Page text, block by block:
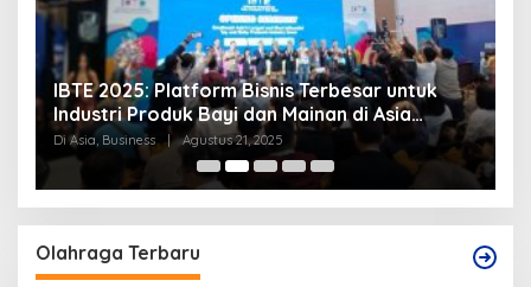
IBTE 2025: Platform Bisnis Terbesar untuk
Industri Produk Bayi dan Mainan di Asia
Tenggara
Di Asia, Business | Agustus 21, 2025
Olahraga Terbaru